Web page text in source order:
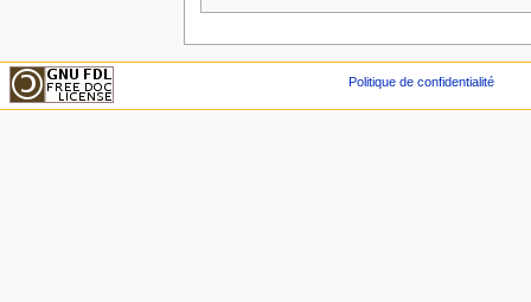
Politique de confidentialité